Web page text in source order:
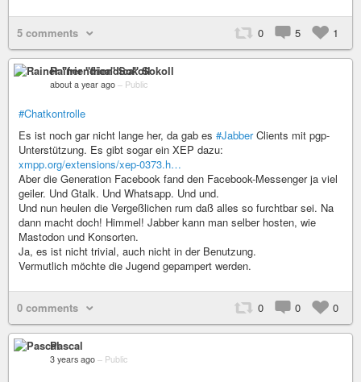
5 comments 0 5 1
Rainer "friendica" Sokoll
about a year ago – Public
#Chatkontrolle
Es ist noch gar nicht lange her, da gab es #JabberClients mit pgp-
Unterstützung. Es gibt sogar ein XEP dazu:
xmpp.org/extensions/xep-0373.h…
Aber die Generation Facebook fand den Facebook-Messenger ja viel
geiler. Und Gtalk. Und Whatsapp. Und und.
Und nun heulen die Vergeßlichen rum daß alles so furchtbar sei. Na
dann macht doch! Himmel! Jabber kann man selber hosten, wie
Mastodon und Konsorten.
Ja, es ist nicht trivial, auch nicht in der Benutzung.
Vermutlich möchte die Jugend gepampert werden.
0 comments 0 0 0
Pascal
3 years ago – Public